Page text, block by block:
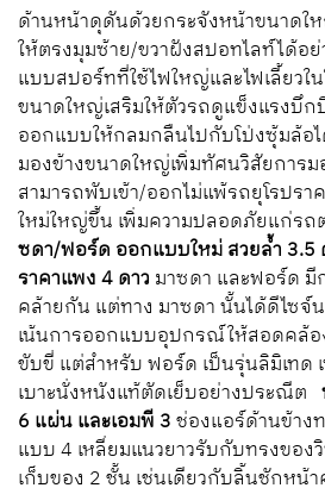
ด้านหน้าดุดันด้วยกระจังหน้าขนาด
ให้ตรงมุมซ้าย/ขวาฝังสปอทไลท์ได้อย่
แบบสปอร์ทที่ใช้ไฟใหญ่และไฟเลี้ยวใ
ขนาดใหญ่เสริมให้ตัวรถดูแข็งแรงบึ
ออกแบบให้กลมกลืนไปกับโป่งซุ้มล้อ
มองข้างขนาดใหญ่เพิ่มทัศนวิสัยการ
สามารถพับเข้า/ออกไม่แพ้รถยุโรปรา
ใหม่ใหญ่ขึ้น เพิ่มความปลอดภัยแก่รถ
ซดา/ฟอร์ด ออกแบบใหม่ สวยล้ำ 3.5
ราคาแพง 4 ดาว มาซดา และฟอร์ด
คล้ายกัน แต่ทาง มาซดา นั้นได้ดีไซจ์
เน้นการออกแบบอุปกรณ์ให้สอดคล้อ
ขับขี่ แต่สำหรับ ฟอร์ด เป็นรุ่นลิมิเทด
เบาะนั่งหนังแท้ตัดเย็บอย่างประณีต
6 แผ่น และเอมพี 3ช่องแอร์ด้านข้าง
แบบ 4 เหลี่ยมแนวยาวรับกับทรงขอ
เก็บของ 2 ชั้น เช่นเดียวกับลิ้นชักหน้